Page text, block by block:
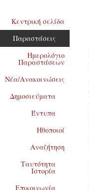
Κεντρική σελίδα
Παραστάσεις
Ημερολόγιο
Παραστάσεων
Νέα/Ανακοινώσεις
Δημοσιεύματα
Έντυπα
Ηθοποιοί
Αναζήτηση
Ταυτότητα
Ιστορία
Επικοινωνία